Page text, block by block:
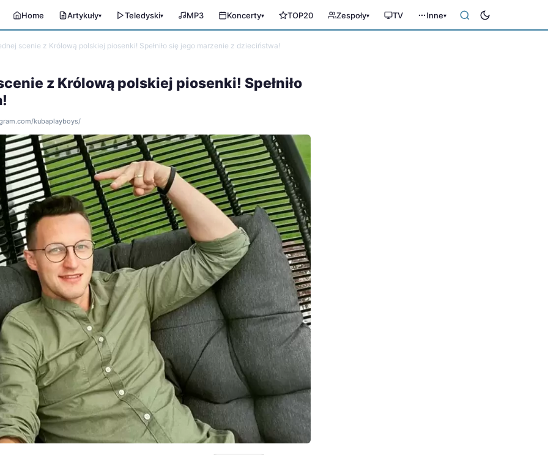
Home Artykuły▾ Teledyski▾ MP3 Koncerty▾ TOP20 Zespoły▾ TV Inne▾
scenie z Królową polskiej piosenki! Spełniło się jego marzenie z dzieciństwa!
z Królową polskiej piosenki! Spełniło
kubaplayboys/